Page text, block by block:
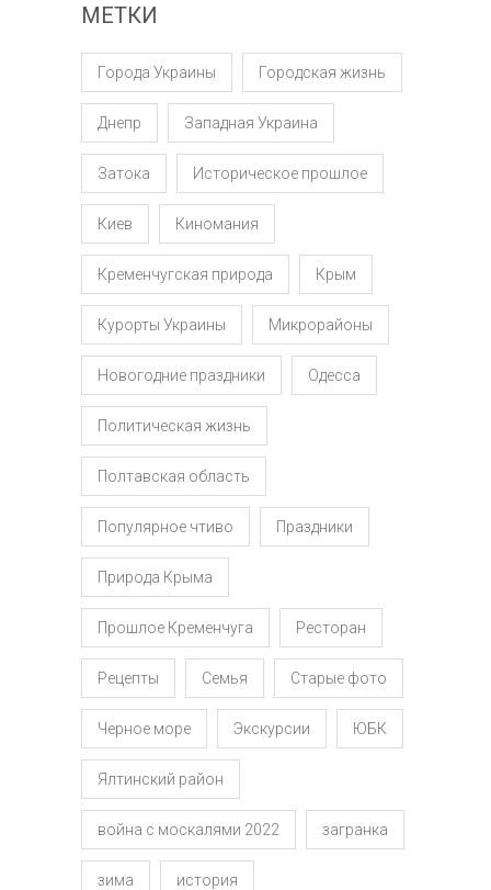
МЕТКИ
Города Украины Городская жизнь
Днепр Западная Украина
Затока Историческое прошлое
Киев Киномания
Кременчугская природа Крым
Курорты Украины Микрорайоны
Новогодние праздники Одесса
Политическая жизнь
Полтавская область
Популярное чтиво Праздники
Природа Крыма
Прошлое Кременчуга Ресторан
Рецепты Семья Старые фото
Черное море Экскурсии ЮБК
Ялтинский район
война с москалями 2022 загранка
зима история